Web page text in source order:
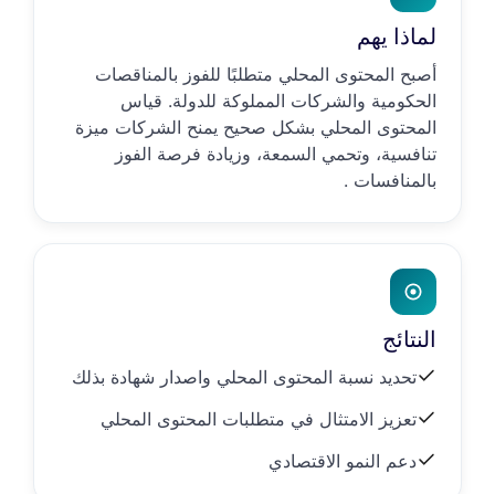
لماذا يهم
أصبح المحتوى المحلي متطلبًا للفوز بالمناقصات
الحكومية والشركات المملوكة للدولة. قياس
المحتوى المحلي بشكل صحيح يمنح الشركات ميزة
تنافسية، وتحمي السمعة، وزيادة فرصة الفوز
بالمنافسات .
النتائج
تحديد نسبة المحتوى المحلي واصدار شهادة بذلك
تعزيز الامتثال في متطلبات المحتوى المحلي
دعم النمو الاقتصادي